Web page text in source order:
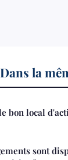
la
bon local
sont